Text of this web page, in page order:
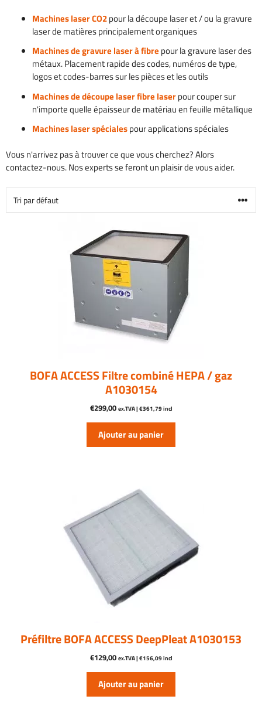
Machines laser CO2pour la découpe laser et / ou la gravure
laser de matières principalement organiques
Machines de gravure laser à fibrepour la gravure laser des
métaux. Placement rapide des codes, numéros de type,
logos et codes-barres sur les pièces et les outils
Machines de découpe laser fibre laserpour couper sur
n'importe quelle épaisseur de matériau en feuille métallique
Machines laser spécialespour applications spéciales
Vous n'arrivez pas à trouver ce que vous cherchez? Alors
contactez-nous. Nos experts se feront un plaisir de vous aider.
BOFA ACCESS Filtre combiné HEPA / gaz
A1030154
€299,00 ex.TVA | €361,79incl
Ajouter au panier
Préfiltre BOFA ACCESS DeepPleat A1030153
€129,00 ex.TVA | €156,09incl
Ajouter au panier